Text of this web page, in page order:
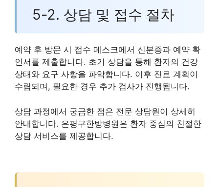
5-2. 상담 및 접수 절차
예약 후 방문 시 접수 데스크에서 신분증과 예약 확
인서를 제출합니다. 초기 상담을 통해 환자의 건강
상태와 요구 사항을 파악합니다. 이후 진료 계획이
수립되며, 필요한 경우 추가 검사가 진행됩니다.
상담 과정에서 궁금한 점은 전문 상담원이 상세히
안내합니다. 은평구한방병원은 환자 중심의 친절한
상담 서비스를 제공합니다.